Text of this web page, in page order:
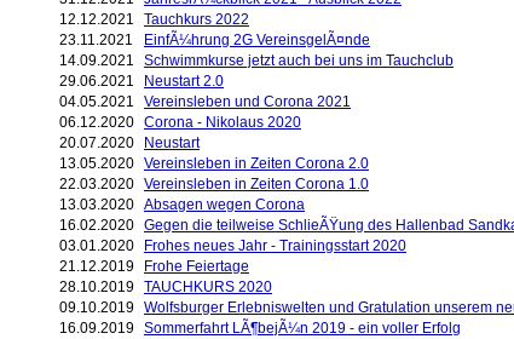
12.12.2021
Tauchkurs 2022
23.11.2021
EinfÃ¼hrung 2G VereinsgelÃ¤nde
14.09.2021
Schwimmkurse jetzt auch bei uns im Tauchclub
29.06.2021
Neustart 2.0
04.05.2021
Vereinsleben und Corona 2021
06.12.2020 Corona - Nikolaus 2020
20.07.2020
Neustart
13.05.2020 Vereinsleben in Zeiten Corona 2.0
22.03.2020 Vereinsleben in Zeiten Corona 1.0
13.03.2020 Absagen wegen Corona
16.02.2020 Gegen die teilweise SchlieÃŸung des Hallenbad
03.01.2020
Frohes neues Jahr - Trainingsstart 2020
21.12.2019
Frohe Feiertage
28.10.2019 TAUCHKURS 2020
09.10.2019 Wolfsburger Erlebniswelten und Gratulation unserem
16.09.2019 Sommerfahrt LÃ¶bejÃ¼n 2019 - ein voller Erfolg